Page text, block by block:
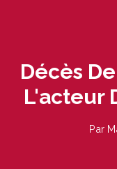
Décès
L'acteur
Par